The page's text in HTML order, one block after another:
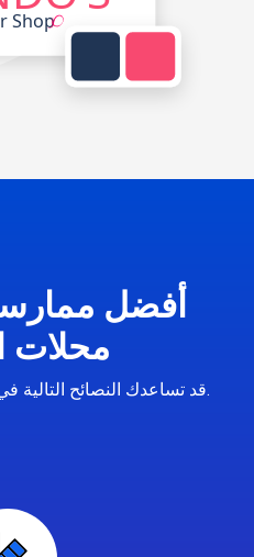
أفضل
محلات
قد تساعدك النصائح التالية في عملية تصميم شعار الحلاق.